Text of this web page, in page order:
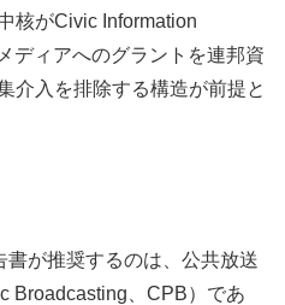
核がCivic Information
ディアへのグラントを連邦資
介入を排除する構造が前提と
が推奨するのは、公共放送
Broadcasting、CPB）であ